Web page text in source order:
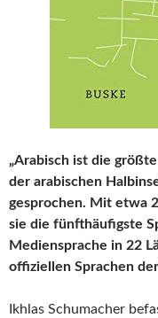
„Arabisch ist die
der arabischen
gesprochen. Mit etwa
sie die fünfthäufigste
Mediensprache in 22
offiziellen Sprachen
Ikhlas Schumacher